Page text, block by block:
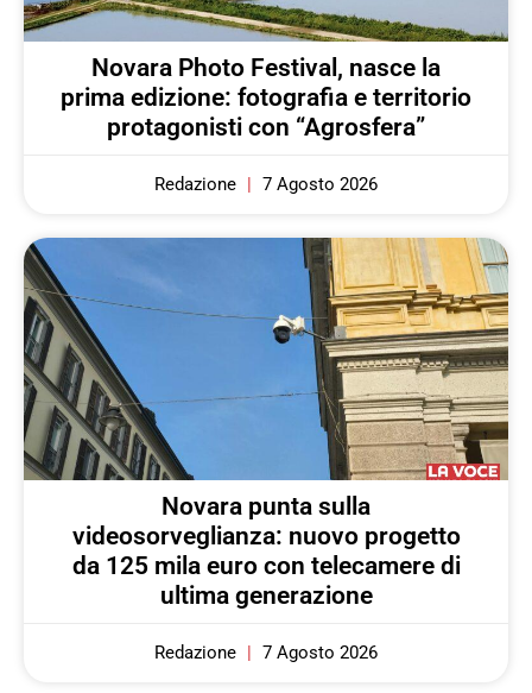
Novara Photo Festival, nasce la
prima edizione: fotografia e territorio
protagonisti con “Agrosfera”
Redazione 7 Agosto 2026
Novara punta sulla
videosorveglianza: nuovo progetto
da 125 mila euro con telecamere di
ultima generazione
Redazione 7 Agosto 2026